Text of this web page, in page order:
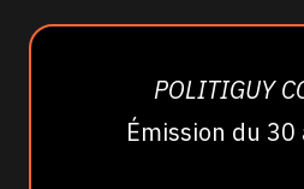
POLITIGUY
Émission du